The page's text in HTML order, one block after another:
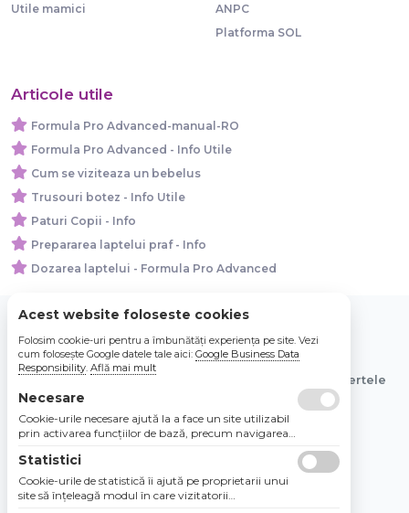
Utile mamici
ANPC
Platforma SOL
Articole utile
Formula Pro Advanced-manual-RO
Formula Pro Advanced - Info Utile
Cum se viziteaza un bebelus
Trusouri botez - Info Utile
Paturi Copii - Info
Prepararea laptelui praf - Info
Dozarea laptelui - Formula Pro Advanced
© 2026 Bebe Nou Online Store SRL
Toate preturile sunt exprimate in lei si includ tva. Ofertele
sunt valabile in limita stocului disponibil.
Acest website foloseste cookies
Folosim cookie-uri pentru a îmbunătăți experiența pe site. Vezi
cum folosește Google datele tale aici: Google Business Data
Responsibility. Află mai mult
Necesare
Cookie-urile necesare ajută la a face un site utilizabil
prin activarea funcţiilor de bază, precum navigarea
Site-ul nu poate funcţiona corespunzător fără aceste
cookie-uri.
Statistici
Cookie-urile de statistică îi ajută pe proprietarii unui
site să înţeleagă modul în care vizitatorii